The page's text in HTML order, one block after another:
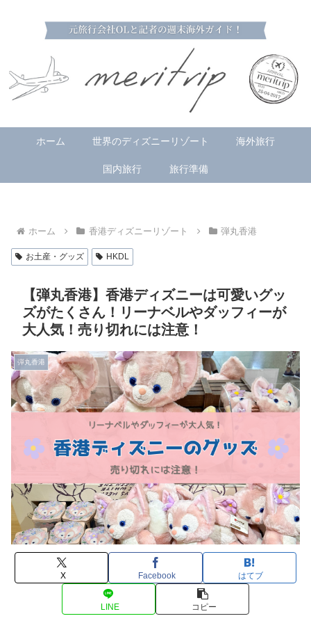
ホーム 世界のディズニーリゾート 海外旅行
国内旅行 旅行準備
ホーム 香港ディズニーリゾート 弾丸香港
お土産・グッズ HKDL
【弾丸香港】香港ディズニーは可愛いグッ
ズがたくさん！リーナベルやダッフィーが
大人気！売り切れには注意！
弾丸香港
X Facebook はてブ
LINE コピー